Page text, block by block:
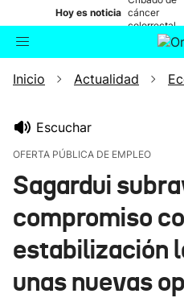
Hoy es noticia cáncer
colorrectal
Buscador
Inicio Actualidad
Escuchar
OFERTA PÚBLICA DE EMPLEO
Sagardui
compromiso
estabilización
unas nuevas